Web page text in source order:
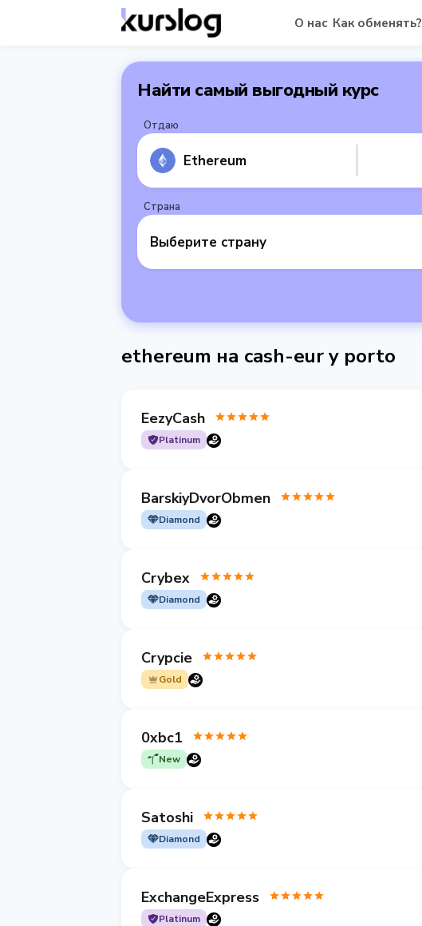
О нас Как обменять?
Найти самый выгодный курс
Отдаю
Ethereum
Страна
Выберите страну
ethereum на cash-eur у porto
EezyCash
Platinum
BarskiyDvorObmen
Diamond
Crybex
Diamond
Crypcie
Gold
0xbc1
New
Satoshi
Diamond
ExchangeExpress
Platinum